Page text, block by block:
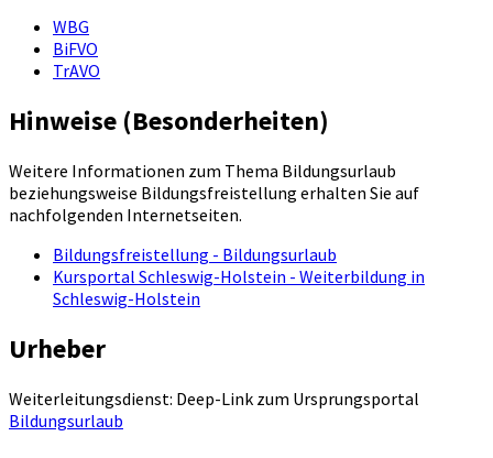
WBG
BiFVO
TrAVO
Hinweise (Besonderheiten)
Weitere Informationen zum Thema Bildungsurlaub
beziehungsweise Bildungsfreistellung erhalten Sie auf
nachfolgenden Internetseiten.
Bildungsfreistellung - Bildungsurlaub
Kursportal Schleswig-Holstein - Weiterbildung in
Schleswig-Holstein
Urheber
Weiterleitungsdienst: Deep-Link zum Ursprungsportal
Bildungsurlaub